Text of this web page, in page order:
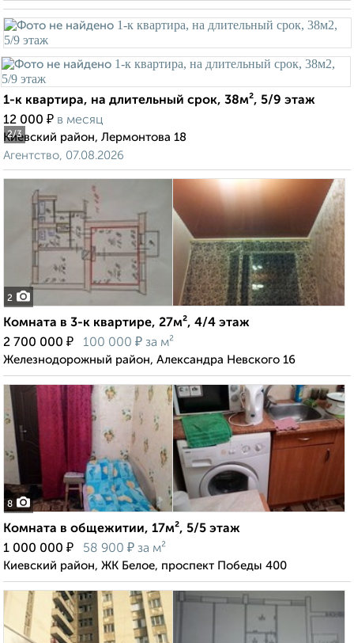
2/3
1-к квартира, на длительный срок, 38м², 5/9 этаж
12 000 ₽ в месяц
Киевский район, Лермонтова 18
Агентство, 07.08.2026
2
Комната в 3-к квартире, 27м², 4/4 этаж
2 700 000 ₽ 100 000 ₽ за м²
Железнодорожный район, Александра Невского 16
8
Комната в общежитии, 17м², 5/5 этаж
1 000 000 ₽ 58 900 ₽ за м²
Киевский район, ЖК Белое, проспект Победы 400